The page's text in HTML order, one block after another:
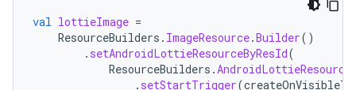
val lottieImage =
ResourceBuilders . ImageResource.Builder()
. setAndroidLottieResourceByResId(
ResourceBuilders .
. setStartTrigger(